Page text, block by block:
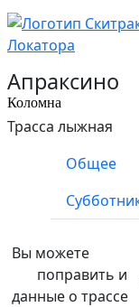
Апраксино
Коломна
Трасса лыжная
Общее
Вы можете
поправить и
данные о трассе